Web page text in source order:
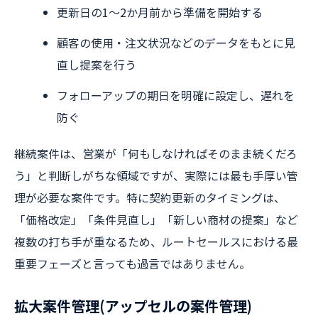
更新日の1〜2か月前から準備を開始する
顧客の使用・注文状況などのデータをもとに見
直し提案を行う
フォローアップの期日を明確に設定し、遅れを
防ぐ
継続案件は、営業が「何もしなければそのまま続くだろ
う」と判断しがちな領域ですが、実際には最も手厚い管
理が必要な案件です。特に契約更新のタイミングは、
「価格改定」「条件見直し」「新しい商材の提案」など
複数の打ち手が重なるため、ルートセールスにおける最
重要フェーズと言っても過言ではありません。
拡大案件管理(アップセルの案件管理)